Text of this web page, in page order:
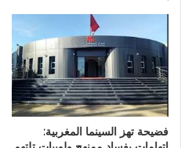
فضيحة تهز السينما المغربية: